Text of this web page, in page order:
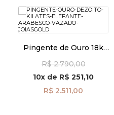
Pingente de Ouro 18k
Vazado pi24511
R$ 2.790,00
10x de R$ 251,10
R$ 2.511,00